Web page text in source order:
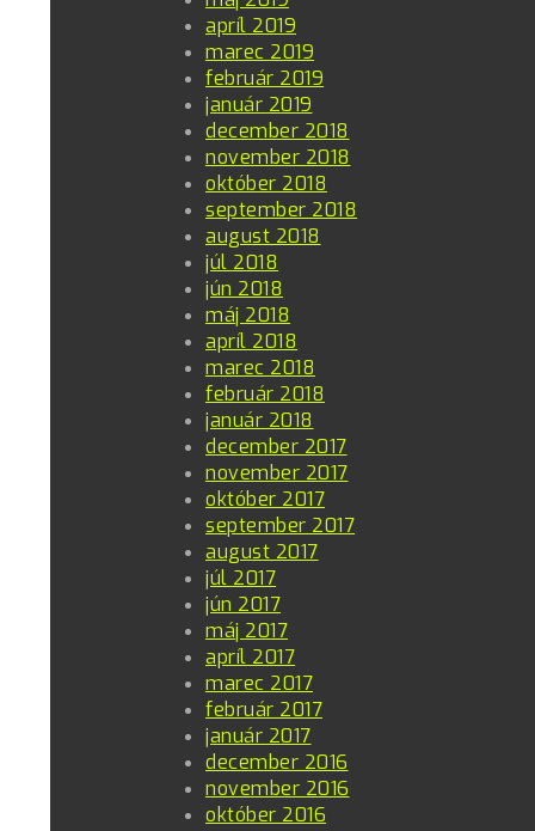
apríl 2019
marec 2019
február 2019
január 2019
december 2018
november 2018
október 2018
september 2018
august 2018
júl 2018
jún 2018
máj 2018
apríl 2018
marec 2018
február 2018
január 2018
december 2017
november 2017
október 2017
september 2017
august 2017
júl 2017
jún 2017
máj 2017
apríl 2017
marec 2017
február 2017
január 2017
december 2016
november 2016
október 2016